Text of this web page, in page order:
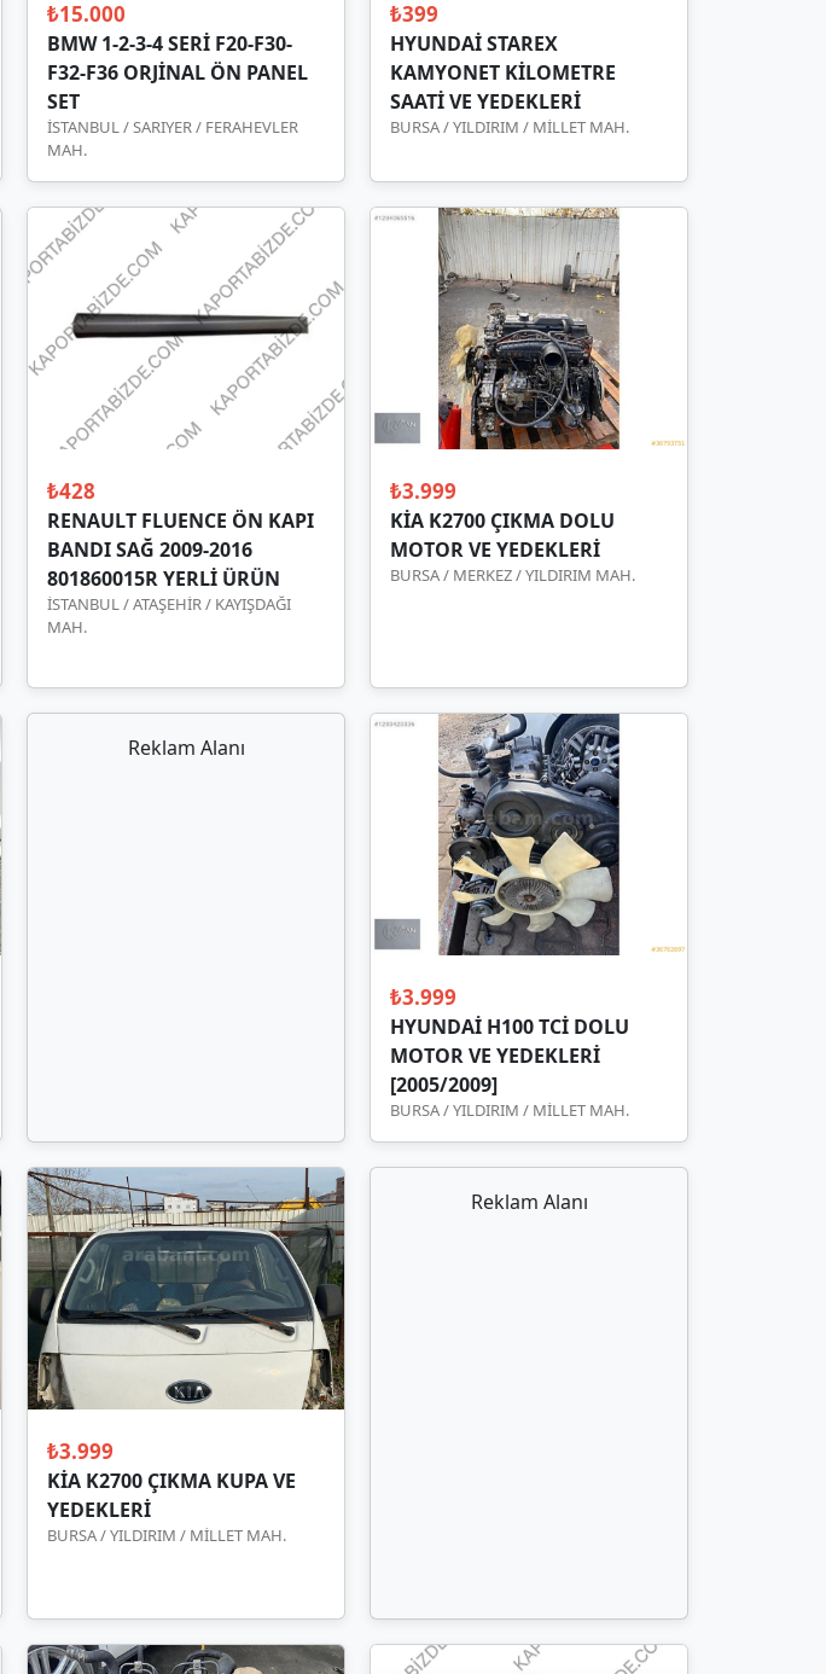
₺15.000
BMW 1-2-3-4 SERİ F20-F30-
F32-F36 ORJİNAL ÖN PANEL
SET
İSTANBUL / SARIYER / FERAHEVLER
MAH.
₺399
HYUNDAİ STAREX
KAMYONET KİLOMETRE
SAATİ VE YEDEKLERİ
BURSA / YILDIRIM / MİLLET MAH.
₺428
RENAULT FLUENCE ÖN KAPI
BANDI SAĞ 2009-2016
801860015R YERLİ ÜRÜN
İSTANBUL / ATAŞEHİR / KAYIŞDAĞI
MAH.
₺3.999
KİA K2700 ÇIKMA DOLU
MOTOR VE YEDEKLERİ
BURSA / MERKEZ / YILDIRIM MAH.
Reklam Alanı
₺3.999
HYUNDAİ H100 TCİ DOLU
MOTOR VE YEDEKLERİ
[2005/2009]
BURSA / YILDIRIM / MİLLET MAH.
₺3.999
KİA K2700 ÇIKMA KUPA VE
YEDEKLERİ
BURSA / YILDIRIM / MİLLET MAH.
Reklam Alanı